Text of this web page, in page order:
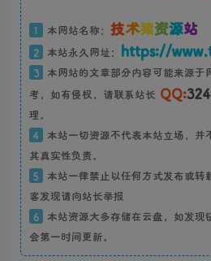
1 本网站名称： 技术猿资源站
2 本站永久网址： https://
3
本网站的文章部分内容可能来源于
考，如有侵权，请联系站长 QQ:
理。
4
本站一切资源不代表本站立场，并
其真实性负责。
5
本站一律禁止以任何方式发布或转
客发现请向站长举报
6
本站资源大多存储在云盘，如发现
会第一时间更新。